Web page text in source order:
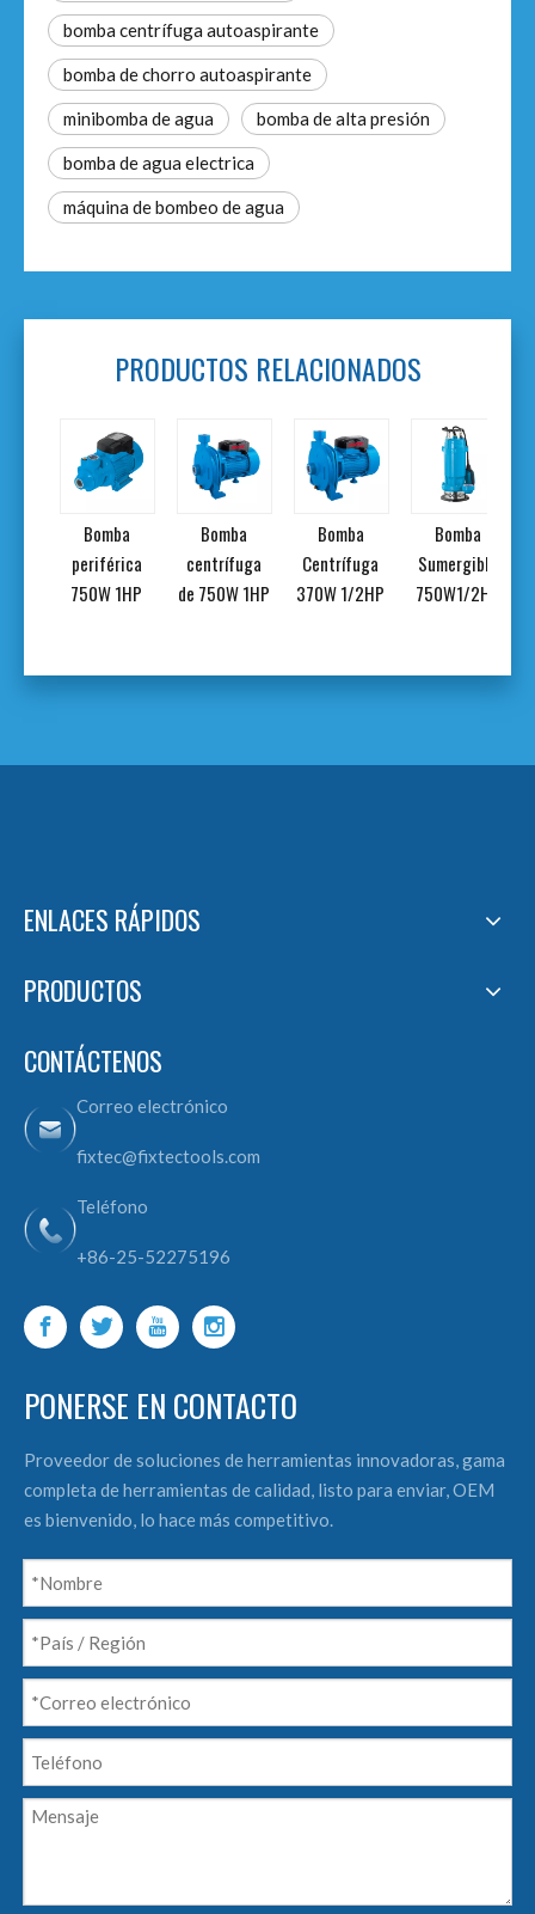
bomba centrífuga autoaspirante
bomba de chorro autoaspirante
minibomba de agua bomba de alta presión
bomba de agua electrica
máquina de bombeo de agua
PRODUCTOS RELACIONADOS
Bomba
periférica
750W 1HP
Bomba
centrífuga
de 750W 1HP
Bomba
Centrífuga
370W 1/2HP
Bomba
Sumergible
750W1/2HP
ENLACES RÁPIDOS
PRODUCTOS
CONTÁCTENOS
Correo electrónico
fixtec@fixtectools.com
Teléfono
+86-25-52275196
PONERSE EN CONTACTO
Proveedor de soluciones de herramientas innovadoras, gama
completa de herramientas de calidad, listo para enviar, OEM
es bienvenido, lo hace más competitivo.